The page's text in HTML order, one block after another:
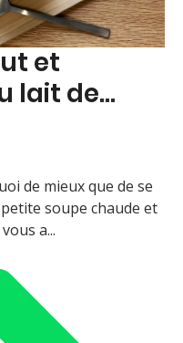
et
lait de
de mieux que de se
soupe chaude et
a...